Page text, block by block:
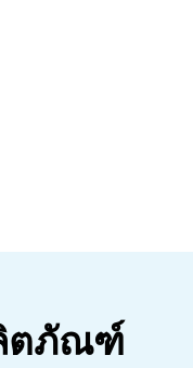
ตภัณฑ์